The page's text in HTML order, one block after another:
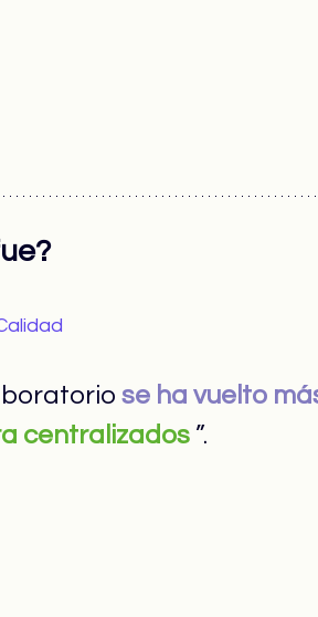
se ha vuelto
centralizados ”.